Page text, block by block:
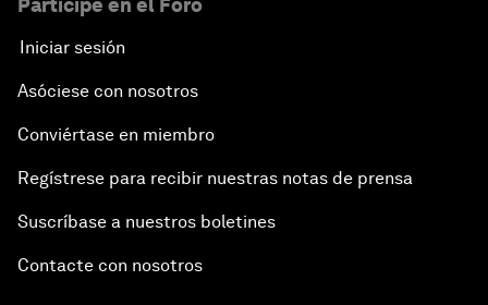
Participe en el Foro
Iniciar sesión
Asóciese con nosotros
Conviértase en miembro
Regístrese para recibir nuestras notas de prensa
Suscríbase a nuestros boletines
Contacte con nosotros